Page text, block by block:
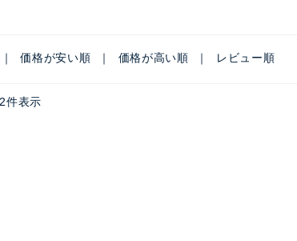
価格が安い順 価格が高い順 レビュー順
2件表示